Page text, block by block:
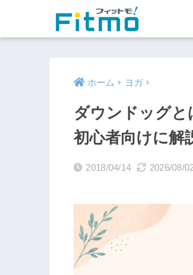
ホーム ヨガ
ダウンドッグと
初心者向けに解
2018/04/14 2026/08/